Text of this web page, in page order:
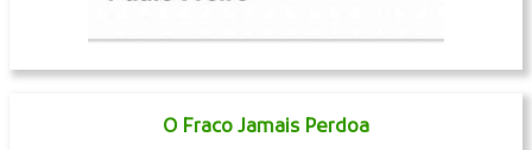
O Fraco Jamais Perdoa